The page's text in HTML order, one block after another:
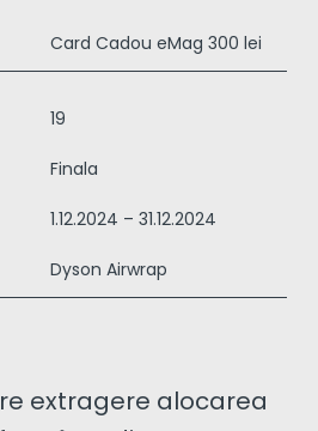
Card Cadou eMag 300 lei
19
Finala
1.12.2024 – 31.12.2024
Dyson Airwrap
extragere alocarea